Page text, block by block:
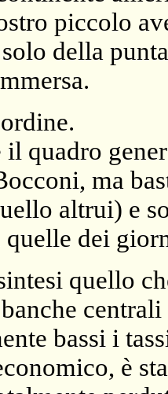
piccolo
della
il quadro
ma
altrui) e
dei
quello
bassi i
è